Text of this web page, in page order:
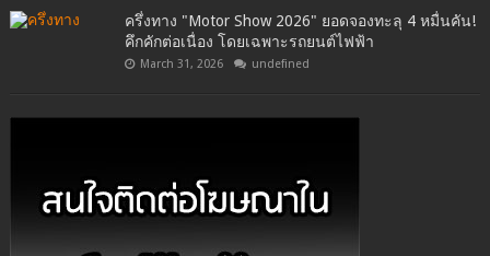
ครึ่งทาง "Motor Show 2026" ยอดจองทะลุ 4 หมื่นคัน!
คึกคักต่อเนื่อง โดยเฉพาะรถยนต์ไฟฟ้า
March 31, 2026 undefined